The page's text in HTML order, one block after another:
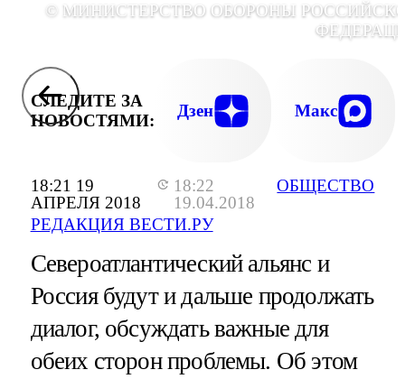
18:21 19
АПРЕЛЯ 2018
18:22
19.04.2018
РЕДАКЦИЯ ВЕСТИ.РУ
ОБЩЕСТВО
© МИНИСТЕРСТВО ОБОРОНЫ
СЛЕДИТЕ ЗА
НОВОСТЯМИ:
Дзен Макс
Североатлантический альянс и
Россия будут и дальше продолжать
диалог, обсуждать важные для
обеих сторон проблемы. Об этом